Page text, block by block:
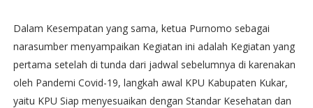
Dalam Kesempatan yang sama, ketua Purnomo sebagai
narasumber menyampaikan Kegiatan ini adalah Kegiatan yang
pertama setelah di tunda dari jadwal sebelumnya di karenakan
oleh Pandemi Covid-19, langkah awal KPU Kabupaten Kukar,
yaitu KPU Siap menyesuaikan dengan Standar Kesehatan dan